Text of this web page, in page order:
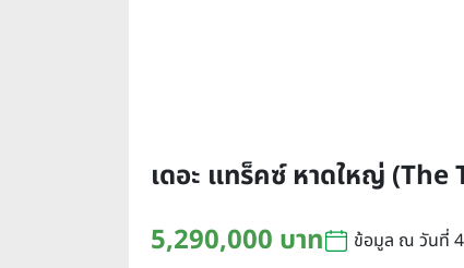
เดอะ แทร็คซ์ หาดใหญ่
5,290,000 บาท
ข้อมูล ณ วันที่